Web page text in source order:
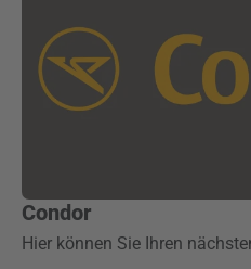
Condor
Hier können Sie Ihren